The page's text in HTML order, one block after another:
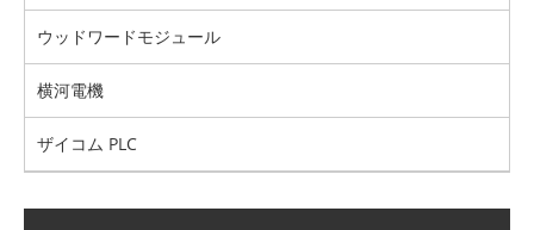
ウッドワードモジュール
横河電機
ザイコム PLC